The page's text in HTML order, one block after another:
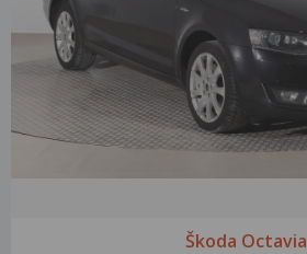
Škoda Octavia